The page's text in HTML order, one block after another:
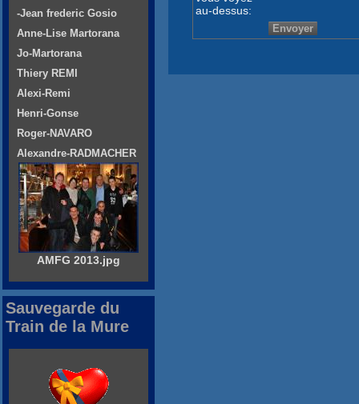
au-dessus:
-Jean frederic Gosio
Anne-Lise Martorana
Jo-Martorana
Thiery REMI
Alexi-Remi
Henri-Gonse
Roger-NAVARO
Alexandre-RADMACHER
AMFG 2013.jpg
Sauvegarde du
Train de la Mure